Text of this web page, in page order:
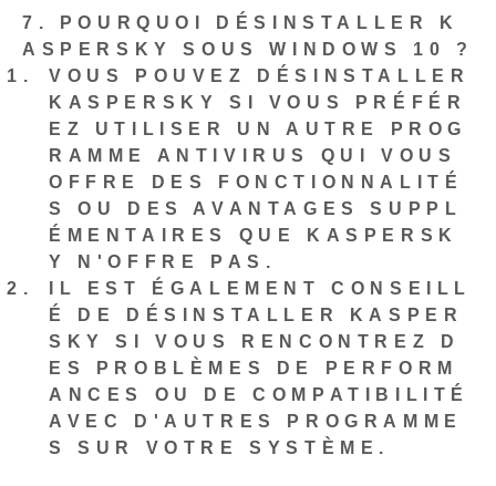
7. POURQUOI DÉSINSTALLER K
ASPERSKY SOUS WINDOWS 10 ?
VOUS POUVEZ DÉSINSTALLER
KASPERSKY SI VOUS PRÉFÉR
EZ UTILISER UN AUTRE PROG
RAMME ANTIVIRUS QUI VOUS
OFFRE DES FONCTIONNALITÉ
S OU DES AVANTAGES SUPPL
ÉMENTAIRES QUE KASPERSK
Y N'OFFRE PAS.
IL EST ÉGALEMENT CONSEILL
É DE DÉSINSTALLER KASPER
SKY SI VOUS RENCONTREZ D
ES PROBLÈMES DE PERFORM
ANCES OU DE COMPATIBILITÉ
AVEC D'AUTRES PROGRAMME
S SUR VOTRE SYSTÈME.